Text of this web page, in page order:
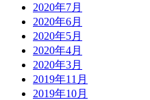
2020年7月
2020年6月
2020年5月
2020年4月
2020年3月
2019年11月
2019年10月